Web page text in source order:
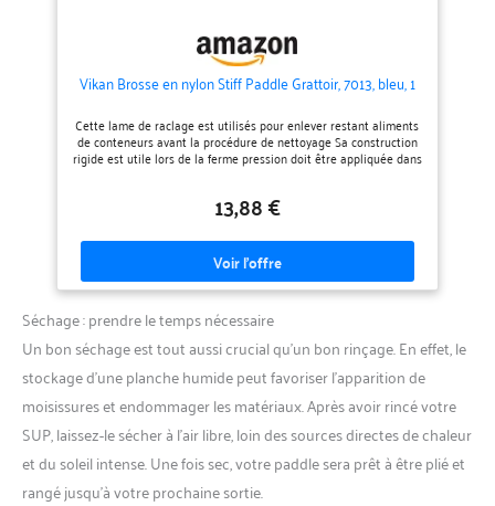
vous soyez. NETTOYAGE SIMPLE
ET EFFICACE – Sa poignée
prise en main pour retirer
CADEAU PARFAIT – Un ajout
pratique et élégant à toute
routine capillaire, idéal pour
celles et ceux qui aiment garder
Vikan Brosse en nylon Stiff Paddle Grattoir, 7013, bleu, 1
Cette lame de raclage est utilisés pour enlever restant aliments
de conteneurs avant la procédure de nettoyage Sa construction
rigide est utile lors de la ferme pression doit être appliquée dans
des conteneurs profondes. Nécessite une poignée european-
propriétés Pour la manipulation des aliments
13,88 €
Séchage : prendre le temps nécessaire
Un bon séchage est tout aussi crucial qu’un bon rinçage. En effet, le
stockage d’une planche humide peut favoriser l’apparition de
moisissures et endommager les matériaux. Après avoir rincé votre
SUP, laissez-le sécher à l’air libre, loin des sources directes de chaleur
et du soleil intense. Une fois sec, votre paddle sera prêt à être plié et
rangé jusqu’à votre prochaine sortie.